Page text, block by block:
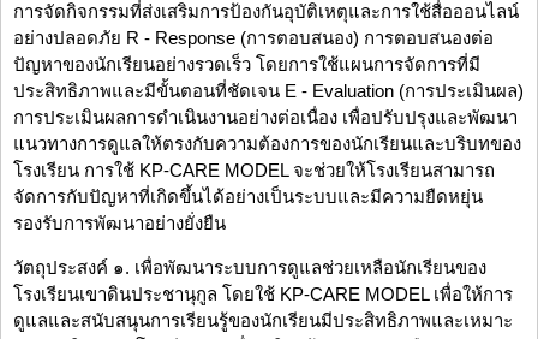
การจัดกิจกรรมที่ส่งเสริมการป้องกันอุบัติเหตุและการใช้สื่อออนไลน์
อย่างปลอดภัย R - Response (การตอบสนอง) การตอบสนองต่อ
ปัญหาของนักเรียนอย่างรวดเร็ว โดยการใช้แผนการจัดการที่มี
ประสิทธิภาพและมีขั้นตอนที่ชัดเจน E - Evaluation (การประเมินผล)
การประเมินผลการดำเนินงานอย่างต่อเนื่อง เพื่อปรับปรุงและพัฒนา
แนวทางการดูแลให้ตรงกับความต้องการของนักเรียนและบริบทของ
โรงเรียน การใช้ KP-CARE MODEL จะช่วยให้โรงเรียนสามารถ
จัดการกับปัญหาที่เกิดขึ้นได้อย่างเป็นระบบและมีความยืดหยุ่น
รองรับการพัฒนาอย่างยั่งยืน
วัตถุประสงค์ ๑. เพื่อพัฒนาระบบการดูแลช่วยเหลือนักเรียนของ
โรงเรียนเขาดินประชานุกูล โดยใช้ KP-CARE MODEL เพื่อให้การ
ดูแลและสนับสนุนการเรียนรู้ของนักเรียนมีประสิทธิภาพและเหมาะ